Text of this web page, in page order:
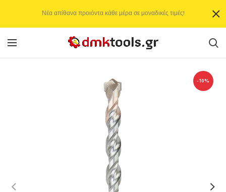
-10%
Νέα απίθανα προιόντα κάθε μέρα σε μοναδικές τιμές!